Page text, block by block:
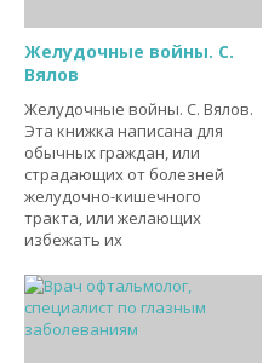
Желудочные войны. С.
Вялов
Желудочные войны. С. Вялов.
Эта книжка написана для
обычных граждан, или
страдающих от болезней
желудочно-кишечного
тракта, или желающих
избежать их